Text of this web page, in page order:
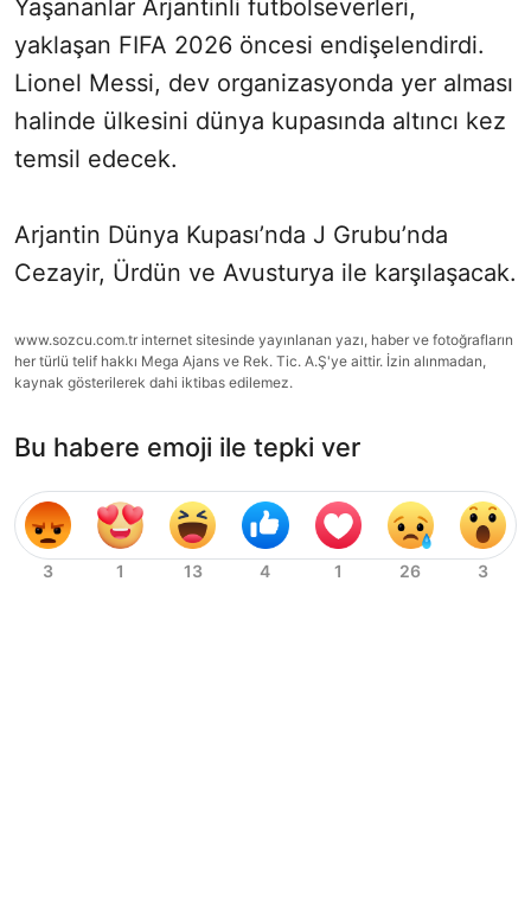
Yaşananlar Arjantinli futbolseverleri,
yaklaşan FIFA 2026 öncesi endişelendirdi.
Lionel Messi, dev organizasyonda yer alması
halinde ülkesini dünya kupasında altıncı kez
temsil edecek.
Arjantin Dünya Kupası’nda J Grubu’nda
Cezayir, Ürdün ve Avusturya ile karşılaşacak.
www.sozcu.com.tr internet sitesinde yayınlanan yazı, haber ve fotoğrafların
her türlü telif hakkı Mega Ajans ve Rek. Tic. A.Ş'ye aittir. İzin alınmadan,
kaynak gösterilerek dahi iktibas edilemez.
Bu habere emoji ile tepki ver